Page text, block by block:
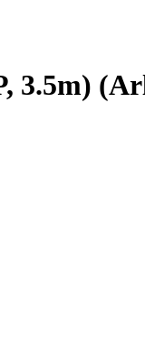
3.5m)